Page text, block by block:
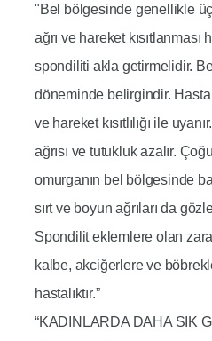
"Bel bölgesinde genellikle
ağrı ve hareket
spondiliti akla getirmelidir.
döneminde belirgindir.
ve hareket kısıtlılığı ile
ağrısı ve tutukluk azalır.
omurganın bel bölgesinde
sırt ve boyun ağrıları da
Spondilit eklemlere olan
kalbe, akciğerlere ve
hastalıktır.”
“KADINLARDA DAHA SIK